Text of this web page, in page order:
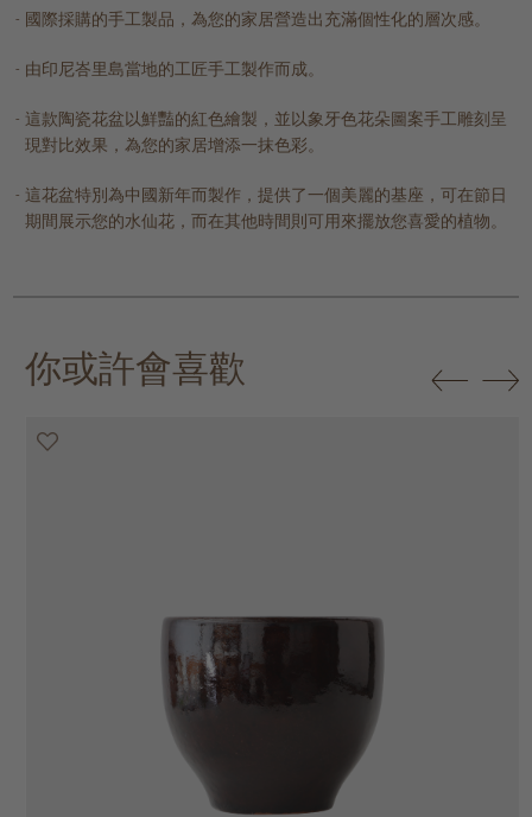
國際採購的手工製品，為您的家居營造出充滿個性化的層次感。
由印尼峇里島當地的工匠手工製作而成。
這款陶瓷花盆以鮮豔的紅色繪製，並以象牙色花朵圖案手工雕刻呈
現對比效果，為您的家居增添一抹色彩。
這花盆特別為中國新年而製作，提供了一個美麗的基座，可在節日
期間展示您的水仙花，而在其他時間則可用來擺放您喜愛的植物。
你或許會喜歡